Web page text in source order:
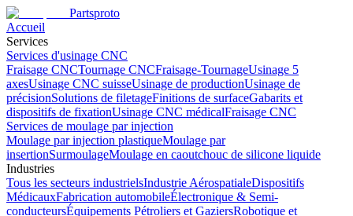
Partsproto
Accueil
Services
Services d'usinage CNC
Fraisage CNCTournage CNCFraisage-TournageUsinage 5
axesUsinage CNC suisseUsinage de productionUsinage de
précisionSolutions de filetageFinitions de surfaceGabarits et
dispositifs de fixationUsinage CNC médicalFraisage CNC
Services de moulage par injection
Moulage par injection plastiqueMoulage par
insertionSurmoulageMoulage en caoutchouc de silicone liquide
Industries
Tous les secteurs industrielsIndustrie AérospatialeDispositifs
MédicauxFabrication automobileÉlectronique & Semi-
conducteursÉquipements Pétroliers et GaziersRobotique et